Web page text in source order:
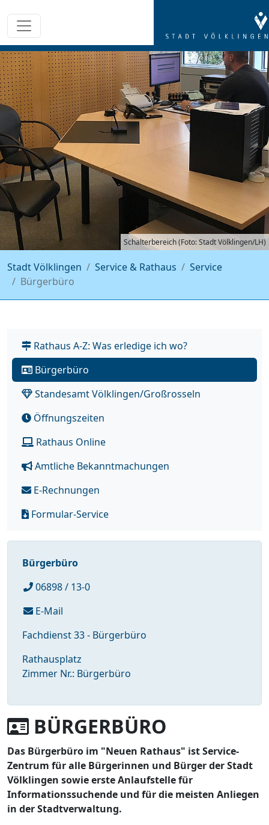
Schalterbereich (Foto: Stadt Völklingen/LH)
Stadt Völklingen Service & Rathaus
Service
Bürgerbüro
Rathaus A-Z: Was erledige ich wo?
Bürgerbüro
Standesamt Völklingen/Großrosseln
Öffnungszeiten
Rathaus Online
Amtliche Bekanntmachungen
E-Rechnungen
Formular-Service
Bürgerbüro
06898 / 13-0
E-Mail
Fachdienst 33 - Bürgerbüro
Rathausplatz
Zimmer Nr.: Bürgerbüro
BÜRGERBÜRO
Das Bürgerbüro im "Neuen Rathaus" ist Service-
Zentrum für alle Bürgerinnen und Bürger der Stadt
Völklingen sowie erste Anlaufstelle für
Informationssuchende und für die meisten Anliegen
in der Stadtverwaltung.